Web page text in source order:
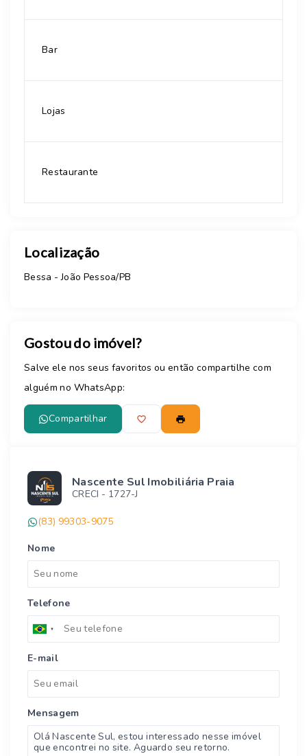
Bar
Lojas
Restaurante
Localização
Bessa - João Pessoa/PB
Gostou do imóvel?
Salve ele nos seus favoritos ou então compartilhe com
alguém no WhatsApp:
Compartilhar
Nascente Sul Imobiliária Praia
CRECI - 1727-J
(83) 99303-9075
Nome
Telefone
E-mail
Mensagem